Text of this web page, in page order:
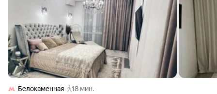
Белокаменная
18 мин.